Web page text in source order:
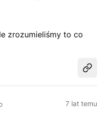
zrozumieliśmy to co
7 lat temu